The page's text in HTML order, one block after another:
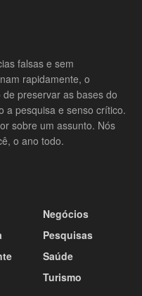
falsas e sem
rapidamente, o
preservar as bases do
a pesquisa e senso crítico.
sobre um assunto. Nós
o ano todo.
Negócios
Pesquisas
Saúde
Turismo